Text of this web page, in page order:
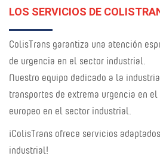
LOS SERVICIOS DE
ColisTrans garantiza una atención
de urgencia en el sector industrial.
Nuestro equipo dedicado a la
transportes de extrema urgencia en
europeo en el sector industrial.
¡ColisTrans ofrece servicios
industrial!